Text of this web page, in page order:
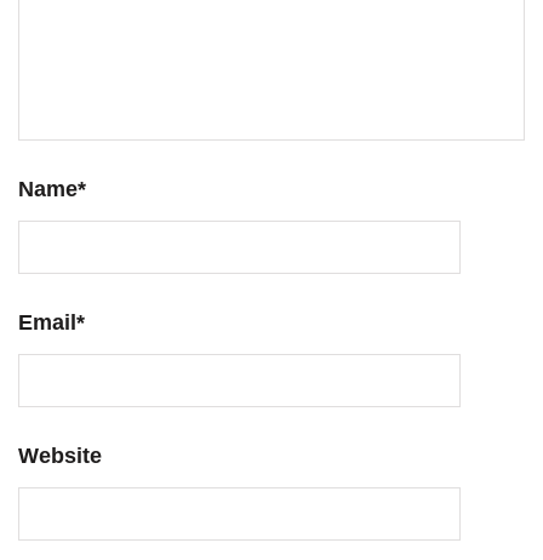
Name*
Email*
Website